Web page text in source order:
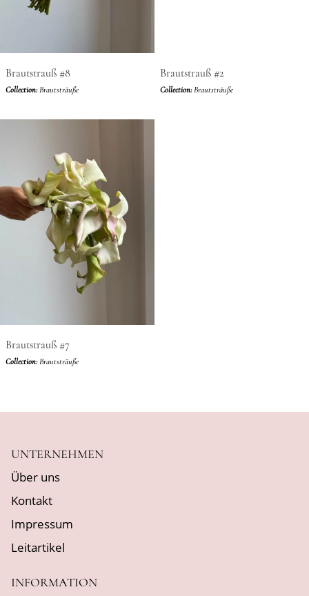
Brautstrauß #8
Collection:Brautsträuße
Brautstrauß #2
Collection:Brautsträuße
Brautstrauß #7
Collection:Brautsträuße
UNTERNEHMEN
Über uns
Kontakt
Impressum
Leitartikel
INFORMATION